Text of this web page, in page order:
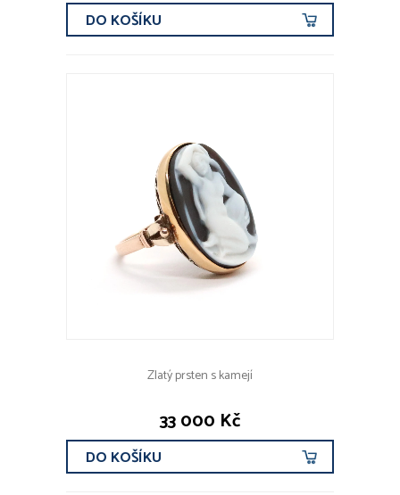
DO KOŠÍKU
Zlatý prsten s kamejí
33 000 Kč
DO KOŠÍKU